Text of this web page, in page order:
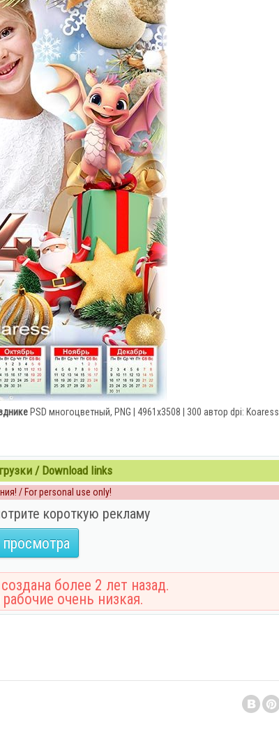
PSD многоцветный, PNG | 4961x3508 | 300 автор dpi: Koaress
/ Download links
/ For personal use only!
короткую рекламу
более 2 лет назад.
очень низкая.